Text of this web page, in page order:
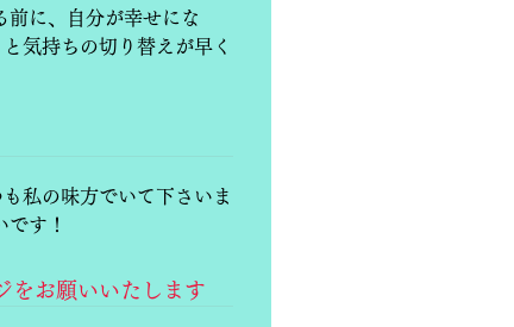
前に、自分が幸せにな
気持ちの切り替えが早く
私の味方でいて下さいま
す！
をお願いいたします